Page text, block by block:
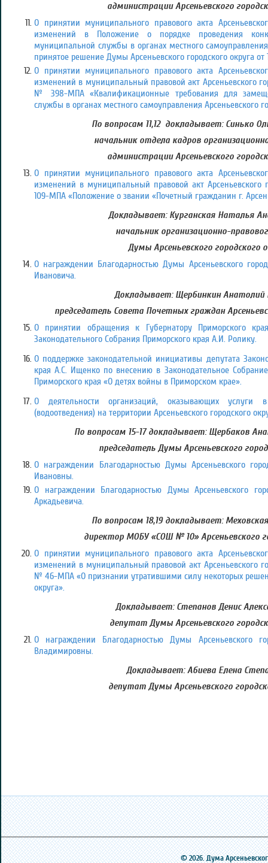
администрации Арсеньевского
О принятии муниципального правового акта
изменений в Положение о порядке проведения
муниципальной службы в органах местного самоуправления
принятое решение Думы Арсеньевского городского округа
О принятии муниципального правового акта
изменений в муниципальный правовой акт Арсеньевского
№ 398-МПА «Квалификационные требования для
службы в органах местного самоуправления Арсеньевского
По вопросам 11,12 докладывает: Синько
начальник отдела кадров
администрации Арсеньевского
О принятии муниципального правового акта
изменений в муниципальный правовой акт Арсеньевского
109-МПА «Положение о звании «Почетный гражданин г.
Докладывает: Курганская Наталья
начальник организационно-
Думы Арсеньевского городского
О награждении Благодарностью Думы Арсеньевского
Ивановича.
Докладывает: Щербинкин Анатолий
председатель Совета Почетных граждан
О принятии обращения к Губернатору Приморского
Законодательного Собрания Приморского края А.И. Ролику.
О поддержке законодательной инициативы депутата
края А.С. Ищенко по внесению в Законодательное
Приморского края «О детях войны в Приморском крае».
О деятельности организаций, оказывающих услуги
(водоотведения) на территории Арсеньевского городского
По вопросам 15-17 докладывает: Щербаков
председатель Думы Арсеньевского
О награждении Благодарностью Думы Арсеньевского
Ивановны.
О награждении Благодарностью Думы Арсеньевского
Аркадьевича.
По вопросам 18,19 докладывает:
директор МОБУ «СОШ № 10» Арсеньевского
О принятии муниципального правового акта
изменений в муниципальный правовой акт Арсеньевского
№ 46-МПА «О признании утратившими силу некоторых
округа».
Докладывает:Степанов Денис
депутат Думы Арсеньевского
О награждении Благодарностью Думы Арсеньевского
Владимировны.
Докладывает: Абиева Елена
депутат Думы Арсеньевского
© 2026. Дума